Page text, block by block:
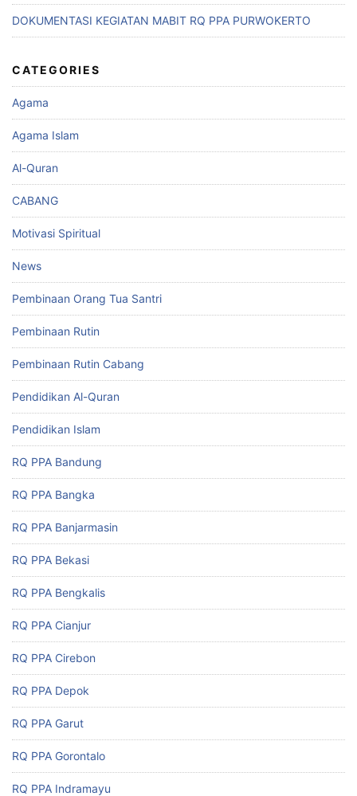
DOKUMENTASI KEGIATAN MABIT RQ PPA PURWOKERTO
CATEGORIES
Agama
Agama Islam
Al-Quran
CABANG
Motivasi Spiritual
News
Pembinaan Orang Tua Santri
Pembinaan Rutin
Pembinaan Rutin Cabang
Pendidikan Al-Quran
Pendidikan Islam
RQ PPA Bandung
RQ PPA Bangka
RQ PPA Banjarmasin
RQ PPA Bekasi
RQ PPA Bengkalis
RQ PPA Cianjur
RQ PPA Cirebon
RQ PPA Depok
RQ PPA Garut
RQ PPA Gorontalo
RQ PPA Indramayu